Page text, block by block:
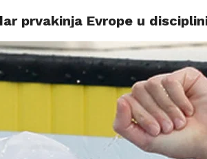
VIJESTI
prvakinja Evrope u